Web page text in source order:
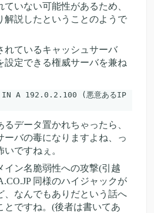
いない可能性があるため、
解説したということのようで
れているキャッシュサーバ
設定できる権威サーバを兼ね
データ置かれちゃったら、
ーバの毒になりますよね、っ
ですねぇ。
イン名脆弱性への攻撃(引越
同様のハイジャックが
、なんでもありだという話へ
とですね。(後者は書いてあ